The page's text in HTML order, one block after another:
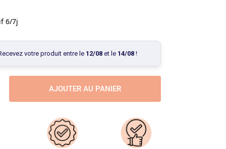
6/7j
votre produit entre le 12/08et le 14/08!
AJOUTER AU PANIER